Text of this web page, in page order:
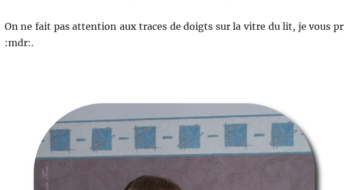
On ne fait pas attention aux traces de doigts sur la vitre du lit, je vous
:mdr:.